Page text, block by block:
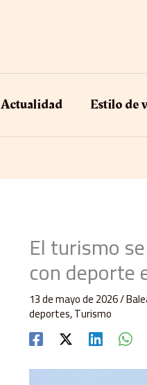
Actualidad Estilo de
El turismo
con deporte
13 de mayo de 2026/
deportes,Turismo